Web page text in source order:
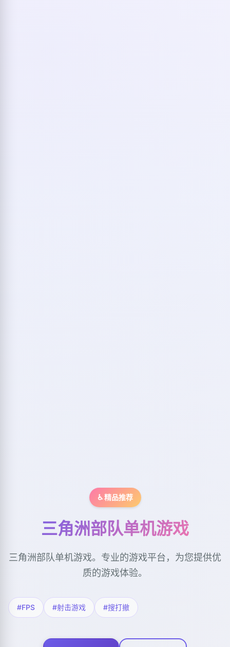
♿ 精品推荐
三角洲部队单机游戏
三角洲部队单机游戏。专业的游戏平台，为您提供优
质的游戏体验。
#FPS #射击游戏 #搜打撤